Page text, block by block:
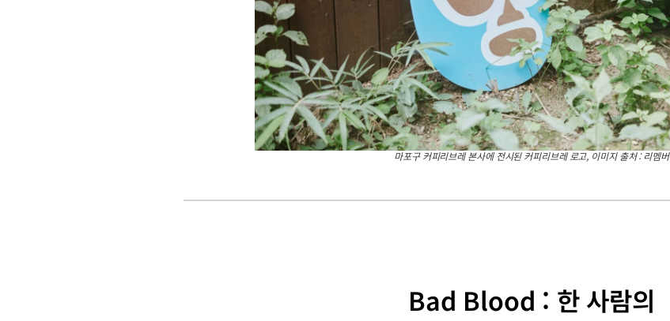
마포구 커피리브레 본사에 전시된 커피리브레 로고, 이미지 출처 : 리멤버
Bad Blood : 한 사람의